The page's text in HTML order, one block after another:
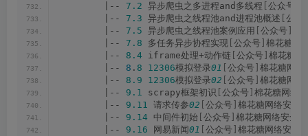
        |--
7.2 异步爬虫之多进程and多线程 公众号
        |--
7.3 异步爬虫之线程池and进程池概述 公众
        |--
7.5 异步爬虫之线程池案例应用 公众号
        |--
7.8 多任务异步协程实现 公众号 棉花糖网
        |--
8.4 iframe处理+动作链 公众号 棉花糖网
        |--
8 . 8 12306模拟登录01 公众号 棉花糖网
        |--
8.9 12306模拟登录02 公众号 棉花糖网
        |--
9.1 scrapy框架初识 公众号 棉花糖网络
        |--
9.11 请求传参02 公众号 棉花糖网络安全
        |--
9.14 中间件初始 公众号 棉花糖网络安全
        |--
9.16 网易新闻01 公众号 棉花糖网络安全